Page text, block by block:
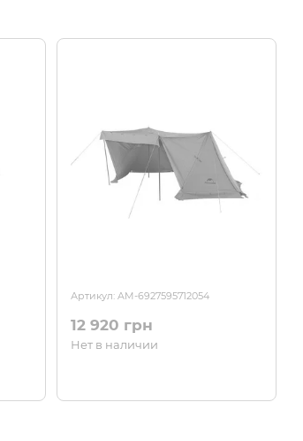
Артикул: AM-6927595712054
12 920 грн
Нет в наличии